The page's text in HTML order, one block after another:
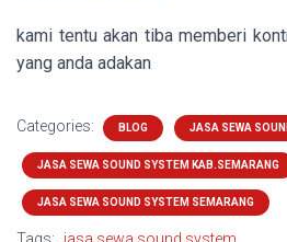
kami tentu akan tiba memberi
yang anda adakan
Categories: BLOG JASA SEWA
JASA SEWA SOUND SYSTEM KAB.SEMARANG
JASA SEWA SOUND SYSTEM SEMARANG
Tags:
jasa sewa sound system